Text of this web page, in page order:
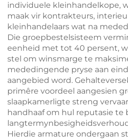
individuele kleinhandelkope,
maak vir kontrakteurs,
kleinhandelaars wat na
Die groepbestelsisteem
eenheid met tot 40 persent,
stel om winsmarge te
mededingende pryse aan
aangebied word.
primêre voordeel aangesien
slaapkamerligte streng
handhaaf om hul reputasie te
Hierdie armature ondergaan